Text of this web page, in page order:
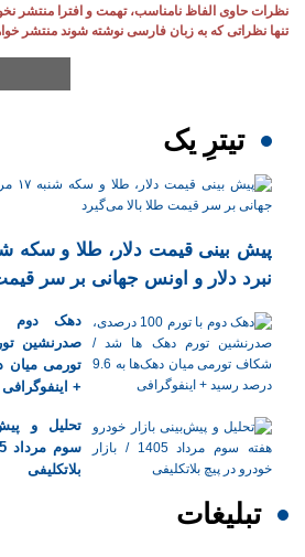
نظرات حاوی الفاظ نامناسب، تهمت و افترا منتشر
تنها نظراتی که به زبان فارسی نوشته شوند منتشر
تیترِ یک
نبرد دلار و اونس جهانی بر سر
صدرنشین
+ اینفوگرافی
تحلیل و
بلاتکلیفی
تبلیغات